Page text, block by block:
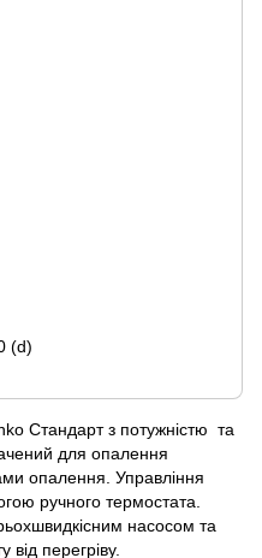
(d)
Стандарт з потужністю та
для опалення
опалення. Управління
ручного термостата.
насосом та
перегріву.